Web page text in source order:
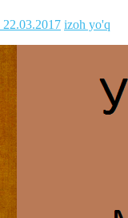
22.03.2017 izoh yo'q